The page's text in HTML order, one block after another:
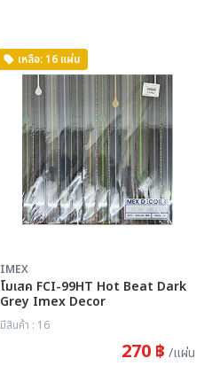
เหลือ: 16 แผ่น
IMEX
โมเสค FCI-99HT Hot Beat Dark
Grey Imex Decor
มีสินค้า : 16
270 ฿ /แผ่น